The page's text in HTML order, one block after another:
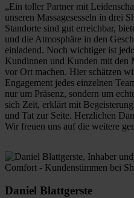
„Ein toller Partner mit
unseren Massagesesseln in drei
Standorte sind gut erreichbar,
und die Atmosphäre in den
einladend. Noch wichtiger ist
Kundinnen und Kunden mit den
vor Ort machen. Hier schätzen
Engagement jedes einzelnen
nur um Präsenz, sondern um
sich Zeit, erklärt mit
und Tat zur Seite. Herzlichen
Wir freuen uns auf die weitere
Daniel Blattgerste